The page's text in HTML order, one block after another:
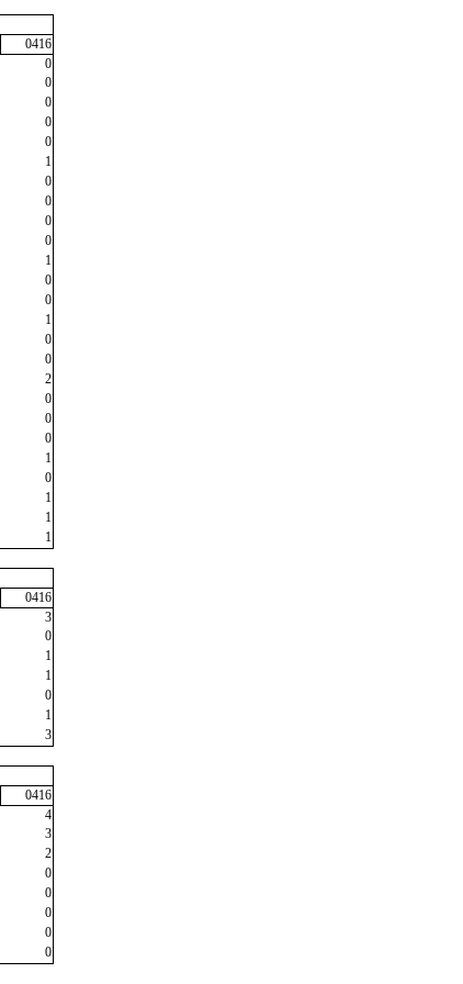
0416
0
0
0
0
0
1
0
0
0
0
1
0
0
1
0
0
2
0
0
0
1
0
1
1
1
0416
3
0
1
1
0
1
3
0416
4
3
2
0
0
0
0
0